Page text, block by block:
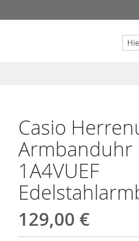
Casio
Armbanduhr
1A4VUEF
129,00 €